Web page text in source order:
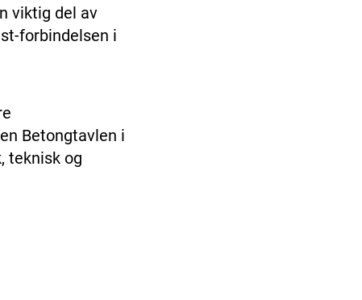
viktig del av
forbindelsen i
Betongtavlen i
teknisk og